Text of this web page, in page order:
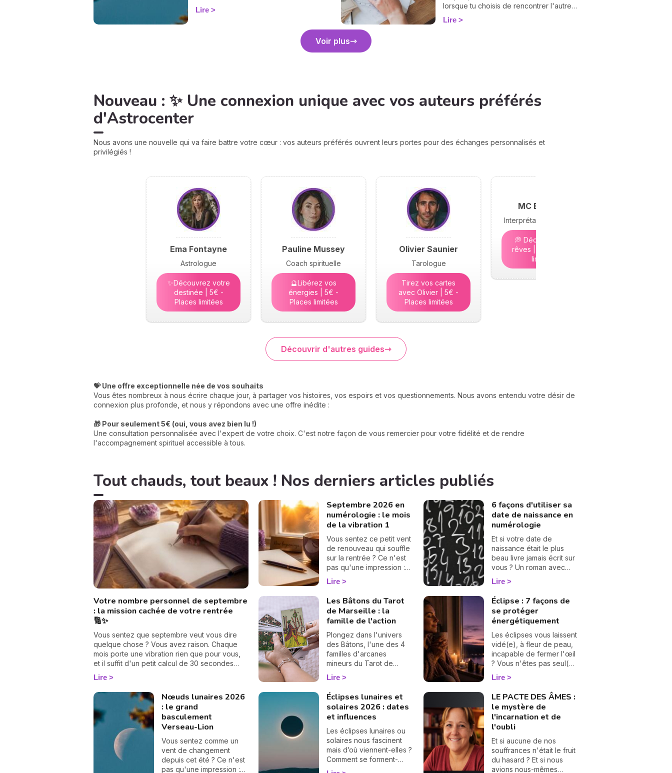
page. Les nœuds lunaires ont changé
d'axe ! Le nœud nord quitte les
pendant que le nœud sud passe de la
Vierge au Lion. Rassurez-vous, pas
adorer la suite. 💫
Lire
lorsque tu choisis de rencontrer l'autre
avec justesse.
Lire
Voir plus
Nouveau : ✨ Une connexion unique avec vos auteurs préférés
d'Astrocenter
Nous avons une nouvelle qui va faire battre votre cœur : vos auteurs préférés ouvrent leurs portes pour des échanges personnalisés et
privilégiés !
Ema Fontayne
Astrologue
✨Découvrez votre
destinée | 5€ -
Places limitées
Pauline Mussey
Coach spirituelle
🔮Libérez vos
énergies | 5€ -
Places limitées
Olivier Saunier
Tarologue
Tirez vos cartes
avec Olivier | 5€ -
Places limitées
MC Bramond
Interprétation des rêves
💭 Décryptez vos
rêves | 5€ - Places
limitées
Découvrir d'autres guides
💝 Une offre exceptionnelle née de vos souhaits
Vous êtes nombreux à nous écrire chaque jour, à partager vos histoires, vos espoirs et vos questionnements. Nous avons entendu votre désir de
connexion plus profonde, et nous y répondons avec une offre inédite :
🎁 Pour seulement 5€ (oui, vous avez bien lu !)
Une consultation personnalisée avec l'expert de votre choix. C'est notre façon de vous remercier pour votre fidélité et de rendre
l'accompagnement spirituel accessible à tous.
Tout chauds, tout beaux ! Nos derniers articles publiés
Votre nombre personnel de septembre
: la mission cachée de votre rentrée
🔢✨
Vous sentez que septembre veut vous dire
quelque chose ? Vous avez raison. Chaque
mois porte une vibration rien que pour vous,
et il suffit d'un petit calcul de 30 secondes
pour la révéler. Suivez le guide : on trouve
votre nombre personnel, puis votre mission de
septembre, chiffre par chiffre. 🔢
Lire
Septembre 2026 en
numérologie : le mois
de la vibration 1
Vous sentez ce petit vent
de renouveau qui souffle
sur la rentrée ? Ce n'est
pas qu'une impression :
en numérologie,
septembre 2026 vibre sur
le 1, le chiffre des
commencements. Après
un mois d'août tourné
vers les bilans, place à la
page blanche. On vous
raconte le climat de ce
mois pas comme les
autres. 🌱
Lire
6 façons d'utiliser sa
date de naissance en
numérologie
Et si votre date de
naissance était le plus
beau livre jamais écrit sur
vous ? Un roman avec
ses chapitres, ses
rebondissements et
même quelques cartes
cachées dans la manche.
La numérologie vous aide
à en tourner les pages,
une à une. On vous
montre comment… 🔢
Lire
Les Bâtons du Tarot
de Marseille : la
famille de l'action
Plongez dans l'univers
des Bâtons, l'une des 4
familles d'arcanes
mineurs du Tarot de
Marseille. Associées à
l'élément Feu, ces cartes
éclairent votre énergie,
vos projets et votre
ambition. Découvrez leur
signification complète et
ce qu'elles révèlent dans
votre tirage.
Lire
Éclipse : 7 façons de
se protéger
énergétiquement
Les éclipses vous laissent
vidé(e), à fleur de peau,
incapable de fermer l'œil
? Vous n'êtes pas seul(e),
et surtout : ça se traverse
en douceur. Voici 7
bienveillants pour vous
protéger
énergétiquement et
retrouver votre calme
intérieur. 🛡️🌒
Lire
Nœuds lunaires 2026
: le grand
basculement
Verseau-Lion
Vous sentez comme un
vent de changement
depuis cet été ? Ce n'est
pas qu'une impression :
Éclipses lunaires et
solaires 2026 : dates
et influences
Les éclipses lunaires ou
solaires nous fascinent
mais d’où viennent-elles ?
Comment se forment-
elles ? Définition,
LE PACTE DES ÂMES :
le mystère de
l'incarnation et de
l'oubli
Et si aucune de nos
souffrances n'était le fruit
du hasard ? Et si nous
avions nous-mêmes